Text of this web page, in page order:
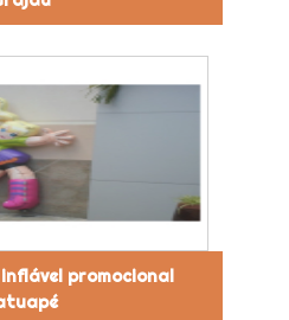
promocional